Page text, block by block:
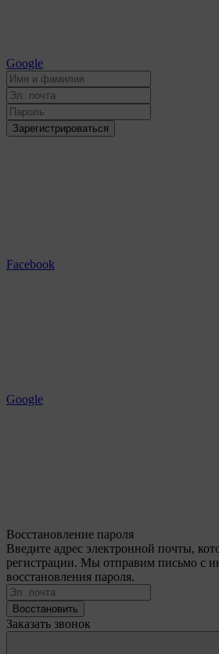
Google
Зарегистрироваться
Facebook
Google
Восстановление пароля
Введите адрес электронной почты,
регистрации. Мы отправим письмо с
восстановления пароля.
Восстановить
Заказать звонок